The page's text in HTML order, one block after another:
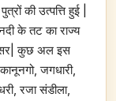
की उत्पत्ति हुई |
के तट का राज्य
दूसर| कुछ अल इस
कानूनगो, जगधारी,
रजा संडीला,